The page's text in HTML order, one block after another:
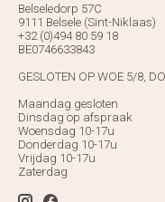
Belseledorp 57C
9111 Belsele (Sint-Niklaas)
+32 (0)494 80 59 18
BE0746633843
GESLOTEN OP WOE 5/8,
Maandag gesloten
Dinsdag op afspraak
Woensdag 10-17u
Donderdag 10-17u
Vrijdag 10-17u
Zaterdag